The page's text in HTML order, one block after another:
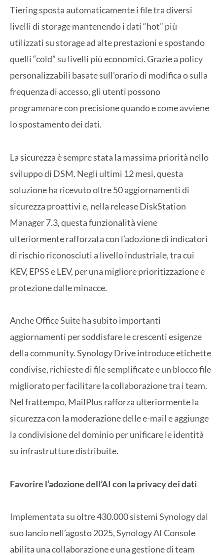
Tiering sposta automaticamente i file tra diversi
livelli di storage mantenendo i dati “hot” più
utilizzati su storage ad alte prestazioni e spostando
quelli “cold” su livelli più economici. Grazie a policy
personalizzabili basate sull’orario di modifica o sulla
frequenza di accesso, gli utenti possono
programmare con precisione quando e come avviene
lo spostamento dei dati.
La sicurezza è sempre stata la massima priorità nello
sviluppo di DSM. Negli ultimi 12 mesi, questa
soluzione ha ricevuto oltre 50 aggiornamenti di
sicurezza proattivi e, nella release DiskStation
Manager 7.3, questa funzionalità viene
ulteriormente rafforzata con l’adozione di indicatori
di rischio riconosciuti a livello industriale, tra cui
KEV, EPSS e LEV, per una migliore prioritizzazione e
protezione dalle minacce.
Anche Office Suite ha subito importanti
aggiornamenti per soddisfare le crescenti esigenze
della community. Synology Drive introduce etichette
condivise, richieste di file semplificate e un blocco file
migliorato per facilitare la collaborazione tra i team.
Nel frattempo, MailPlus rafforza ulteriormente la
sicurezza con la moderazione delle e-mail e aggiunge
la condivisione del dominio per unificare le identità
su infrastrutture distribuite.
Favorire l’adozione dell’AI con la privacy dei dati
Implementata su oltre 430.000 sistemi Synology dal
suo lancio nell’agosto 2025, Synology AI Console
abilita una collaborazione e una gestione di team